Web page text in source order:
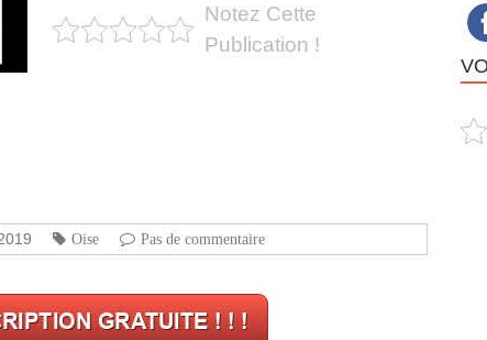
Notez Cette
Publication !
Oise Pas de commentaire